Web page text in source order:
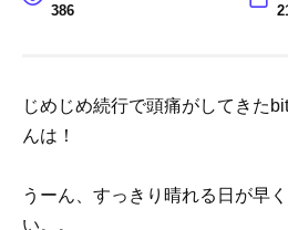
386
じめじめ続行で頭痛がしてきた
んは！
うーん、すっきり晴れる日が早
い。。